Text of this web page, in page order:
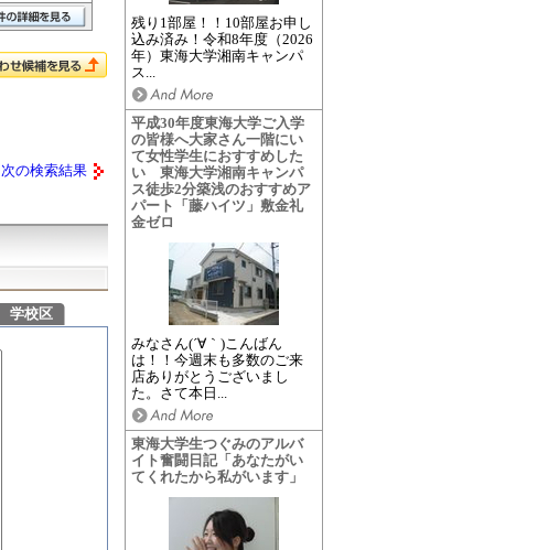
残り1部屋！！10部屋お申し
込み済み！令和8年度（2026
年）東海大学湘南キャンパ
ス...
平成30年度東海大学ご入学
の皆様へ大家さん一階にい
て女性学生におすすめした
い 東海大学湘南キャンパ
ス徒歩2分築浅のおすすめア
パート「藤ハイツ」敷金礼
金ゼロ
みなさん(´∀｀)こんばん
は！！今週末も多数のご来
店ありがとうございまし
た。さて本日...
東海大学生つぐみのアルバ
イト奮闘日記「あなたがい
てくれたから私がいます」
次の検索結果
学校区